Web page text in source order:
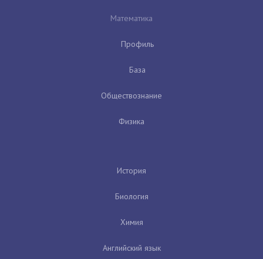
Математика
Профиль
База
Обществознание
Физика
История
Биология
Химия
Английский язык